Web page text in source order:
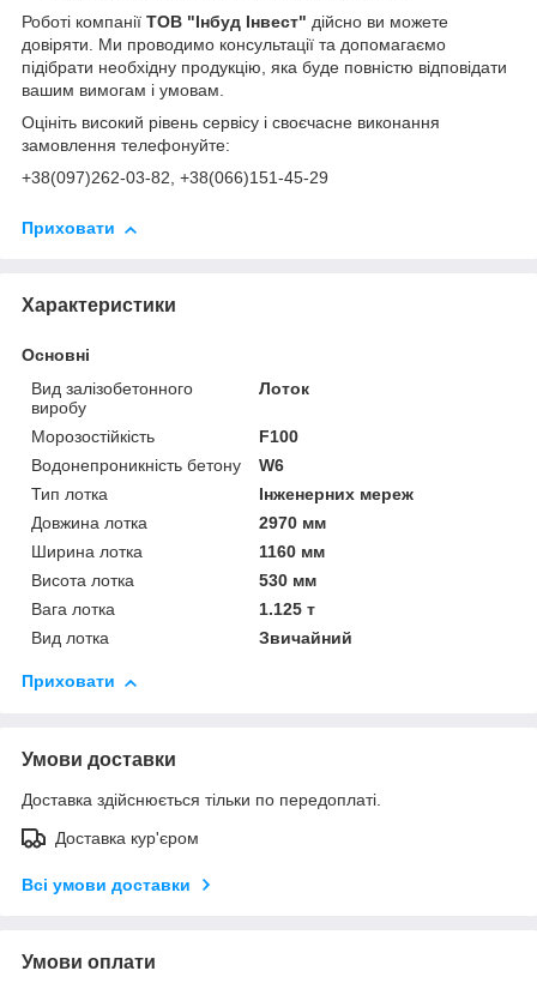
Роботі компанії ТОВ "Інбуд Інвест" дійсно ви можете
довіряти. Ми проводимо консультації та допомагаємо
підібрати необхідну продукцію, яка буде повністю відповідати
вашим вимогам і умовам.
Оцініть високий рівень сервісу і своєчасне виконання
замовлення телефонуйте:
+38(097)262-03-82, +38(066)151-45-29
Приховати
Характеристики
Основні
Вид залізобетонного
виробу
Лоток
Морозостійкість
F100
Водонепроникність бетону
W6
Тип лотка
Інженерних мереж
Довжина лотка
2970 мм
Ширина лотка
1160 мм
Висота лотка
530 мм
Вага лотка
1.125 т
Вид лотка
Звичайний
Приховати
Умови доставки
Доставка здійснюється тільки по передоплаті.
Доставка кур'єром
Всі умови доставки
Умови оплати